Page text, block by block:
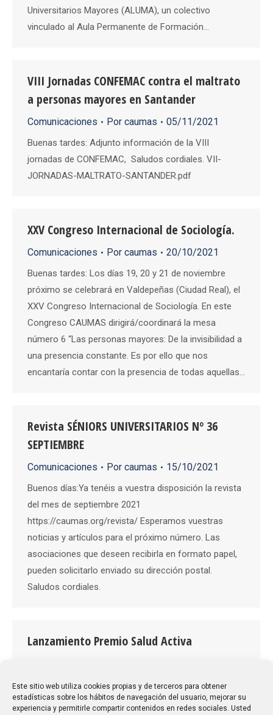
Este sitio web utiliza cookies propias y de terceros para obtener
estadísticas sobre los hábitos de navegación del usuario, mejorar su
experiencia y permitirle compartir contenidos en redes sociales. Usted
Universitarios Mayores (ALUMA), un colectivo
vinculado al Aula Permanente de Formación…
VIII Jornadas CONFEMAC contra el maltrato
a personas mayores en Santander
Comunicaciones Por caumas 05/11/2021
Buenas tardes: Adjunto información de la VIII
jornadas de CONFEMAC, Saludos cordiales. VII-
JORNADAS-MALTRATO-SANTANDER.pdf
XXV Congreso Internacional de Sociología.
Comunicaciones Por caumas 20/10/2021
Buenas tardes: Los días 19, 20 y 21 de noviembre
próximo se celebrará en Valdepeñas (Ciudad Real), el
XXV Congreso Internacional de Sociología. En este
Congreso CAUMAS dirigirá/coordinará la mesa
número 6 “Las personas mayores: De la invisibilidad a
una presencia constante. Es por ello que nos
encantaría contar con la presencia de todas aquellas…
Revista SÉNIORS UNIVERSITARIOS Nº 36
SEPTIEMBRE
Comunicaciones Por caumas 15/10/2021
Buenos días:Ya tenéis a vuestra disposición la revista
del mes de septiembre 2021
https://caumas.org/revista/ Esperamos vuestras
noticias y artículos para el próximo número. Las
asociaciones que deseen recibirla en formato papel,
pueden solicitarlo enviado su dirección postal.
Saludos cordiales.
Lanzamiento Premio Salud Activa
Buenos días:Adjunto información sobre Salud Activa.
Saludos cordiales.